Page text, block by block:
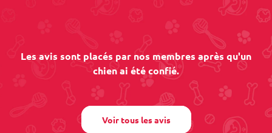
Les avis sont placés par nos membres après qu'un
chien ai été confié.
Voir tous les avis